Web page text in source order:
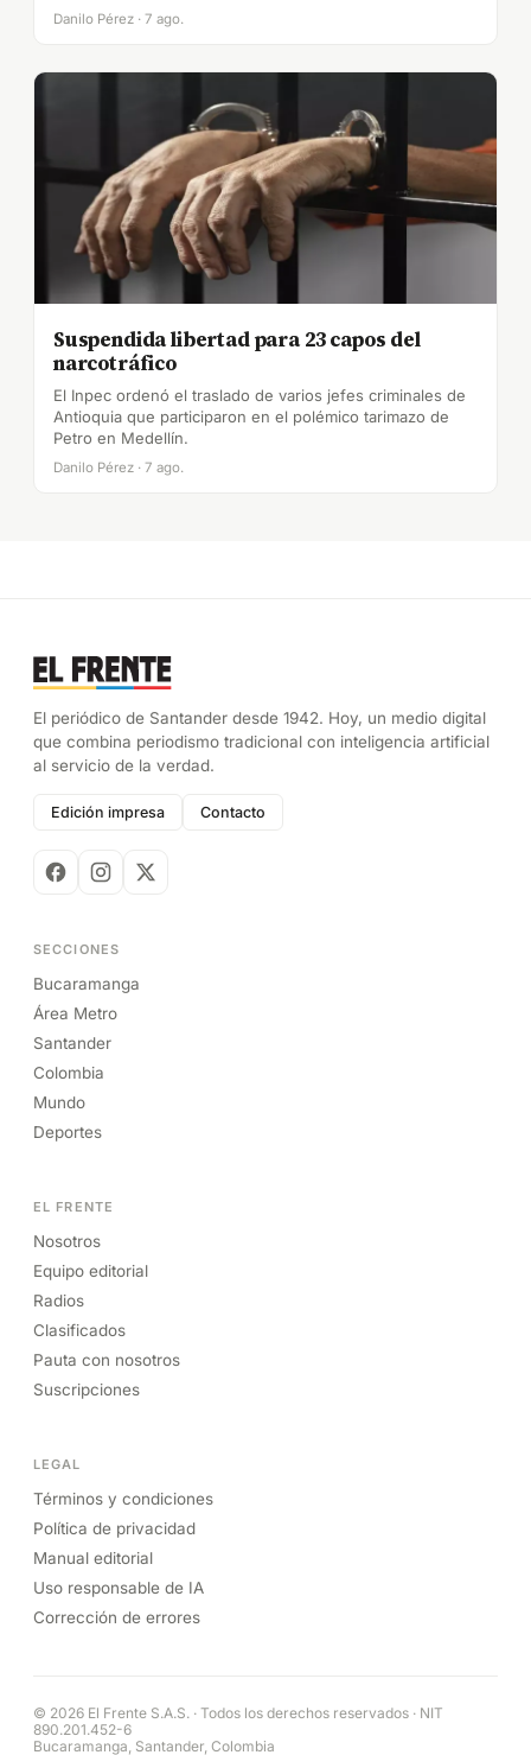
Danilo Pérez · 7 ago.
Suspendida libertad para 23 capos del
narcotráfico
El Inpec ordenó el traslado de varios jefes criminales de
Antioquia que participaron en el polémico tarimazo de
Petro en Medellín.
Danilo Pérez · 7 ago.
El periódico de Santander desde 1942. Hoy, un medio digital
que combina periodismo tradicional con inteligencia artificial
al servicio de la verdad.
Edición impresa Contacto
SECCIONES
Bucaramanga
Área Metro
Santander
Colombia
Mundo
Deportes
EL FRENTE
Nosotros
Equipo editorial
Radios
Clasificados
Pauta con nosotros
Suscripciones
LEGAL
Términos y condiciones
Política de privacidad
Manual editorial
Uso responsable de IA
Corrección de errores
© 2026 El Frente S.A.S. · Todos los derechos reservados · NIT
890.201.452-6
Bucaramanga, Santander, Colombia